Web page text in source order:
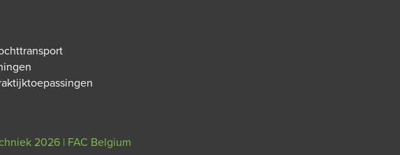
2026 | FAC Belgium